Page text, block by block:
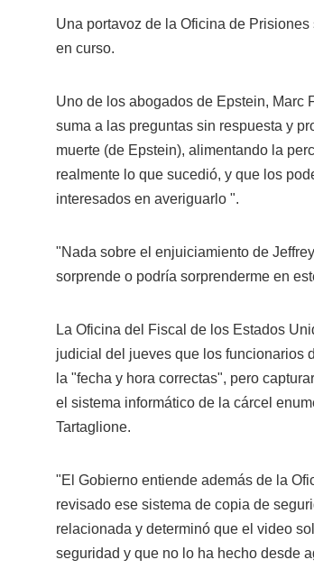
Una portavoz de la Oficina de
en curso.
Uno de los abogados de Epstein, Marc
suma a las preguntas sin respuesta y
muerte (de Epstein), alimentando la
realmente lo que sucedió, y que los
interesados en averiguarlo ".
"Nada sobre el enjuiciamiento de
sorprende o podría sorprenderme en
La Oficina del Fiscal de los Estados
judicial del jueves que los funcionarios
la "fecha y hora correctas", pero
el sistema informático de la cárcel
Tartaglione.
"El Gobierno entiende además de la
revisado ese sistema de copia de
relacionada y determinó que el video
seguridad y que no lo ha hecho desde